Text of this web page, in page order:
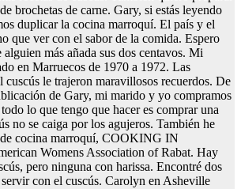
brochetas de carne. Gary, si estás leyendo
duplicar la cocina marroquí. El país y el
que ver con el sabor de la comida. Espero
más añada sus dos centavos. Mi
en Marruecos de 1970 a 1972. Las
cuscús le trajeron maravillosos recuerdos. De
de Gary, mi marido y yo compramos
lo que tengo que hacer es comprar una
no se caiga por los agujeros. También he
cocina marroquí, COOKING IN
Womens Association of Rabat. Hay
pero ninguna con harissa. Encontré dos
servir con el cuscús. Carolyn en Asheville